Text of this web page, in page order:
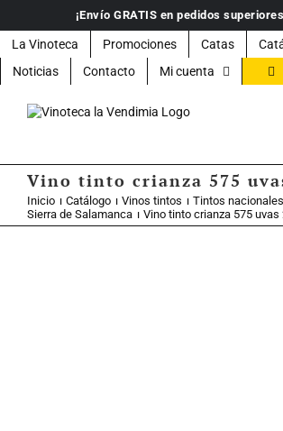
contenido
¡Envío GRATIS en pedidos
La Vinoteca Promociones Catas
Noticias
Contacto Mi cuenta
Vino tinto crianza 575
Inicio Catálogo Vinos tintos
Tintos nacionales
Sierra de Salamanca
Vino tinto crianza 575 uvas